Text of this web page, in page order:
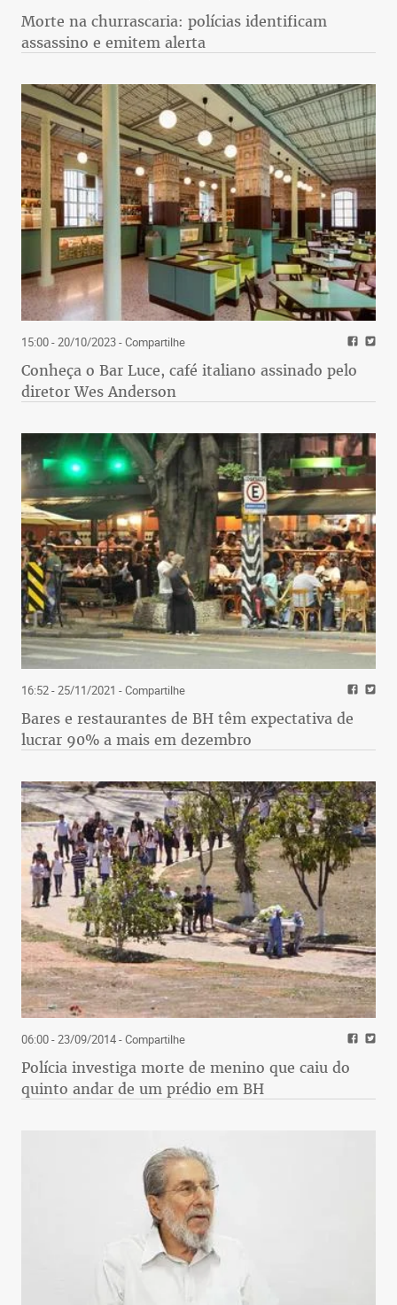
Morte na churrascaria: polícias identificam
assassino e emitem alerta
15:00 - 20/10/2023- Compartilhe
Conheça o Bar Luce, café italiano assinado pelo
diretor Wes Anderson
16:52 - 25/11/2021 - Compartilhe
Bares e restaurantes de BH têm expectativa de
lucrar 90% a mais em dezembro
06:00 - 23/09/2014- Compartilhe
Polícia investiga morte de menino que caiu do
quinto andar de um prédio em BH